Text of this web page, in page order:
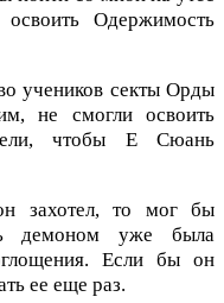
Одержимость
учеников секты Орды
не смогли освоить
чтобы Е Сюань
захотел, то мог бы
демоном уже была
Если бы он
ее еще раз.